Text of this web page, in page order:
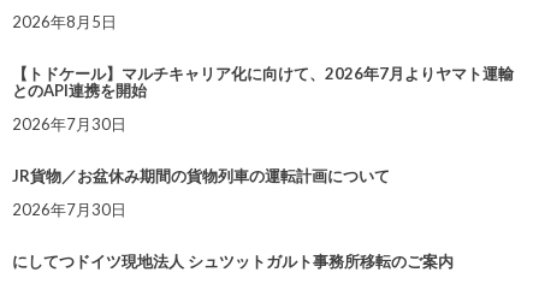
2026年8月5日
【トドケール】マルチキャリア化に向けて、2026年7月よりヤマト運輸
とのAPI連携を開始
2026年7月30日
JR貨物／お盆休み期間の貨物列車の運転計画について
2026年7月30日
にしてつドイツ現地法人 シュツットガルト事務所移転のご案内